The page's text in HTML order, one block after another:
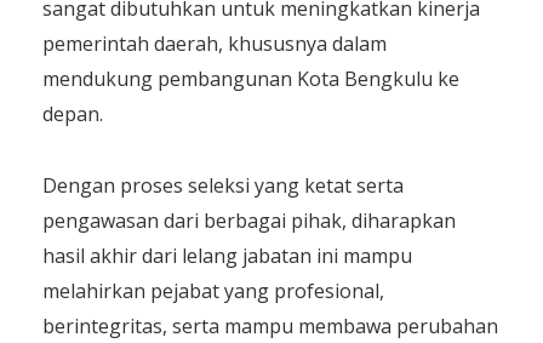
sangat dibutuhkan untuk meningkatkan kinerja
pemerintah daerah, khususnya dalam
mendukung pembangunan Kota Bengkulu ke
depan.
Dengan proses seleksi yang ketat serta
pengawasan dari berbagai pihak, diharapkan
hasil akhir dari lelang jabatan ini mampu
melahirkan pejabat yang profesional,
berintegritas, serta mampu membawa perubahan